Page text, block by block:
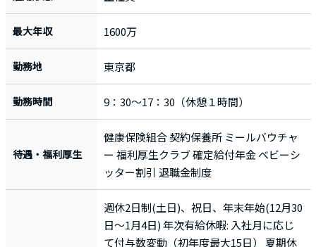
最大年収 1600万
勤務地 東京都
勤務時間 9：30～17：30（休憩１時間）
待遇・福利厚生
健康保険組合 契約保養所 ミールバウチャ
ー 福利厚生クラブ 確定給付年金 ベビーシ
ッター割引 退職金制度
週休2日制(土日)、祝日、年末年始(12月30
日～1月4日) 年次有給休暇: 入社月に応じ
て付与数変動（初年度最大15日） 夏期休